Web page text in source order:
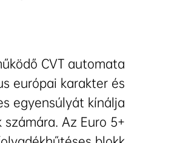
is
CVT automata
európai karakter és
egyensúlyát kínálja
Az Euro 5+